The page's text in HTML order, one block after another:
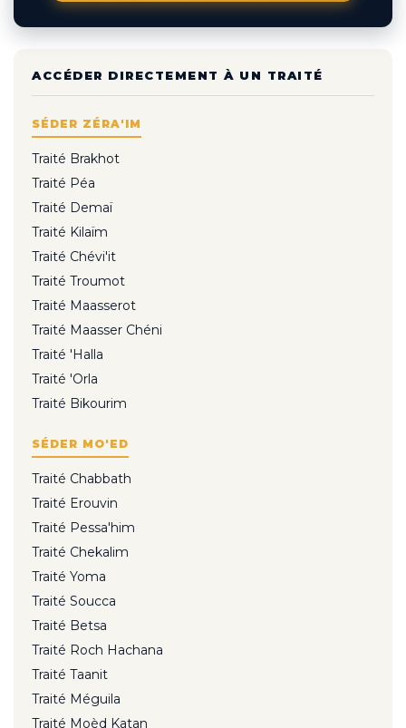
ACCÉDER DIRECTEMENT À UN TRAITÉ
SÉDER ZÉRA'IM
Traité Brakhot
Traité Péa
Traité Demaï
Traité Kilaïm
Traité Chévi'it
Traité Troumot
Traité Maasserot
Traité Maasser Chéni
Traité 'Halla
Traité 'Orla
Traité Bikourim
SÉDER MO'ED
Traité Chabbath
Traité Erouvin
Traité Pessa'him
Traité Chekalim
Traité Yoma
Traité Soucca
Traité Betsa
Traité Roch Hachana
Traité Taanit
Traité Méguila
Traité Moèd Katan